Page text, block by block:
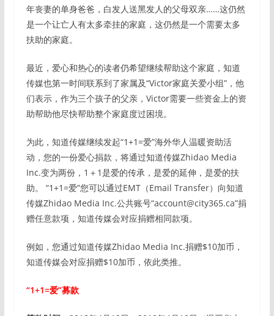
年丧妻的单身爸爸，白发人送黑发人的父母双亲……这仍然
是一个让亡人有太多牵挂的家庭，这仍然是一个需要太多
扶助的家庭。
最近，爱心和热心的读者仍希望继续帮助这个家庭，知道
传媒也第一时间联系到了家属及“Victor家庭关爱小组”，他
们表示，作为三个孩子的父亲，Victor需要一些资金上的资
助帮助他尽快帮助整个家庭度过困境。
为此，知道传媒继续发起“1+1=爱”海外华人温暖资助活
动，您的一份爱心捐款，将通过知道传媒Zhidao Media
Inc.变为两份，1＋1是爱的传承，是爱的延伸，是爱的扶
助。 “1+1=爱”您可以通过EMT（Email Transfer）向知道
传媒Zhidao Media Inc.公共账号“account@city365.ca”捐
赠任意款项，知道传媒会对应捐赠相同款项。
例如，您通过知道传媒Zhidao Media Inc.捐赠$10加币，
知道传媒会对应捐赠$10加币，依此类推。
“1+1=爱”募款